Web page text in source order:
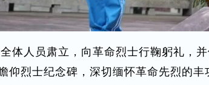
体人员肃立，向革命烈士行鞠躬礼，
仰烈士纪念碑，深切缅怀革命先烈的丰